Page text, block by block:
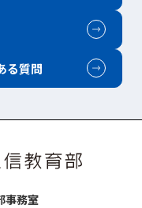
る質問
事務室